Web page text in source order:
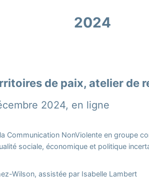
2024
de paix, atelier de
2024, en ligne
Communication NonViolente en groupe
sociale, économique et politique
Wilson, assistée par Isabelle Lambert